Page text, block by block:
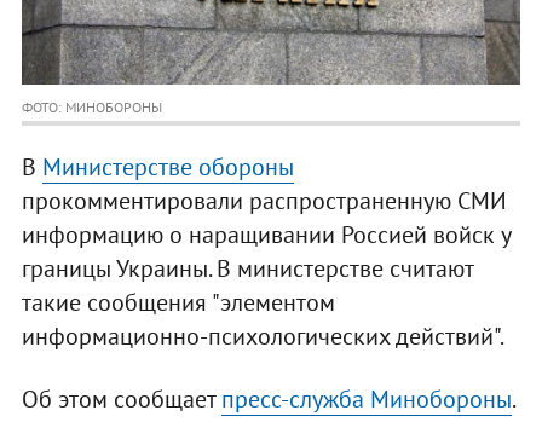
ФОТО: МИНОБОРОНЫ
В Министерстве обороны
прокомментировали распространенную СМИ
информацию о наращивании Россией войск у
границы Украины. В министерстве считают
такие сообщения "элементом
информационно-психологических действий".
Об этом сообщаетпресс-служба Минобороны.